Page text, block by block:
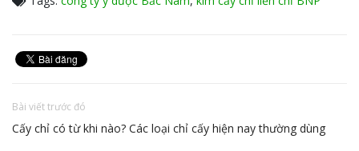
Bài viết trước đó
Cấy chỉ có từ khi nào? Các loại chỉ cấy hiện nay thường dùng